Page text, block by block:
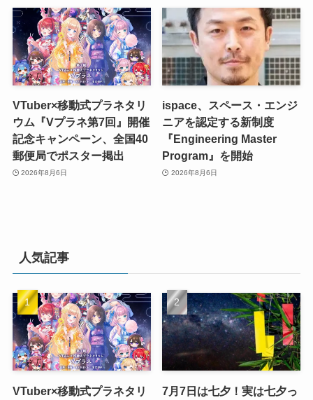
VTuber×移動式プラネタリ
ウム『Vプラネ第7回』開催
記念キャンペーン、全国40
郵便局でポスター掲出
2026年8月6日
ispace、スペース・エンジ
ニアを認定する新制度
『Engineering Master
Program』を開始
2026年8月6日
人気記事
VTuber×移動式プラネタリ
7月7日は七夕！実は七夕っ